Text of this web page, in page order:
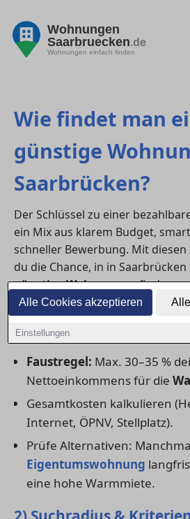
Alle Cookies akzeptieren
Einstellungen
Wohnungen
Saarbruecken.de
Wohnungen einfach finden
Wie findet man
günstige
Saarbrücken?
Der Schlüssel zu einer
ein Mix aus klarem Budget,
schneller Bewerbung. Mit
du die Chance, in in
günstige Wohnungzu finden –
Qualitätseinbußen.
1) Budget realistisch
Faustregel: Max. 30–35 %
Nettoeinkommens für die
Gesamtkosten kalkulieren
Internet, ÖPNV, Stellplatz).
Prüfe Alternativen:
Eigentumswohnung
eine hohe Warmmiete.